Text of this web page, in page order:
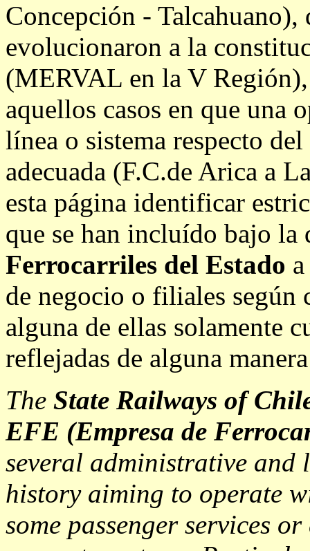
Concepción - Talcahuano),
evolucionaron a la
(MERVAL en la V
aquellos casos en que una
línea o sistema respecto
adecuada (F.C.de Arica a
esta página identificar
que se han incluído bajo la
Ferrocarriles del Estado
de negocio o filiales según
alguna de ellas solamente
reflejadas de alguna
The State Railways of
EFE (Empresa de
several administrative and
history aiming to operate
some passenger services